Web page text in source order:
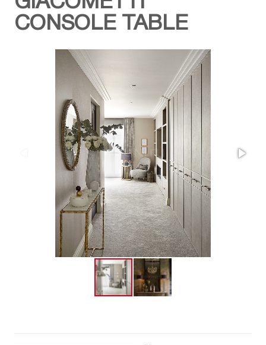
CONSOLE TABLE